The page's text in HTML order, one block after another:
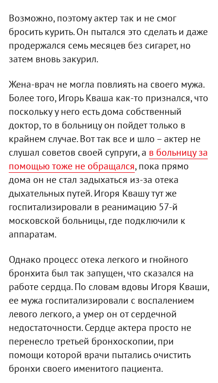
Возможно, поэтому актер так и не смог
бросить курить. Он пытался это сделать и даже
продержался семь месяцев без сигарет, но
затем вновь закурил.
Жена-врач не могла повлиять на своего мужа.
Более того, Игорь Кваша как-то признался, что
поскольку у него есть дома собственный
доктор, то в больницу он пойдет только в
крайнем случае. Вот так все и шло – актер не
слушал советов своей супруги, а в больницу за
помощью тоже не обращался, пока прямо
дома он не стал задыхаться из-за отека
дыхательных путей. Игоря Квашу тут же
госпитализировали в реанимацию 57-й
московской больницы, где подключили к
аппаратам.
Однако процесс отека легкого и гнойного
бронхита был так запущен, что сказался на
работе сердца. По словам вдовы Игоря Кваши,
ее мужа госпитализировали с воспалением
левого легкого, а умер он от сердечной
недостаточности. Сердце актера просто не
перенесло третьей бронхоскопии, при
помощи которой врачи пытались очистить
бронхи своего именитого пациента.